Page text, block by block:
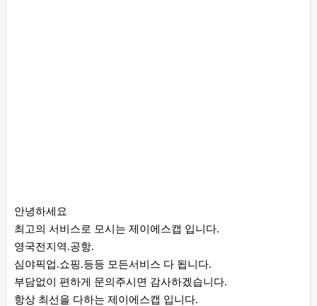
안녕하세요
최고의 서비스로 모시는 제이에스캡 입니다.
영국전지역.공항.
심야픽업.쇼핑.등등 모든서비스 다 됩니다.
부담없이 편하게 문의주시면 감사하겠습니다.
항상 최선을 다하는 제이에스캡 입니다.